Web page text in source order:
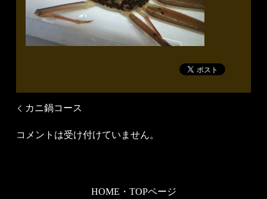
カニ鍋コース
コメントは受け付けていません。
HOME・TOPページ